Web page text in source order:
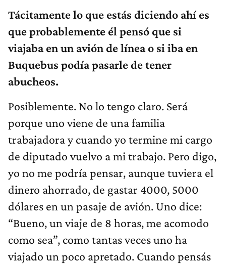
Tácitamente lo que estás diciendo ahí es
que probablemente él pensó que si
viajaba en un avión de línea o si iba en
Buquebus podía pasarle de tener
abucheos.
Posiblemente. No lo tengo claro. Será
porque uno viene de una familia
trabajadora y cuando yo termine mi cargo
de diputado vuelvo a mi trabajo. Pero digo,
yo no me podría pensar, aunque tuviera el
dinero ahorrado, de gastar 4000, 5000
dólares en un pasaje de avión. Uno dice:
“Bueno, un viaje de 8 horas, me acomodo
como sea”, como tantas veces uno ha
viajado un poco apretado. Cuando pensás